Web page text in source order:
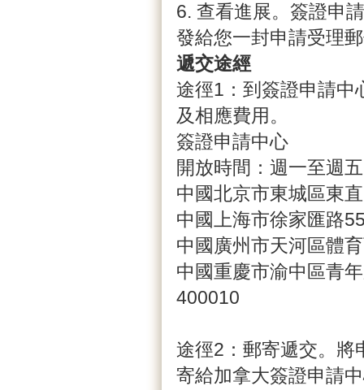
6. 查看進展。簽證申
發給您一封申請受理
遞交途經
途徑1：到簽證申請中
及相應費用。
簽證申請中心
開放時間：週一至週
中國北京市東城區東
中國上海市徐家匯路
中國廣州市天河區體
中國重慶市渝中區青
400010
途徑2：郵寄遞交。將
寄給加拿大簽證申請